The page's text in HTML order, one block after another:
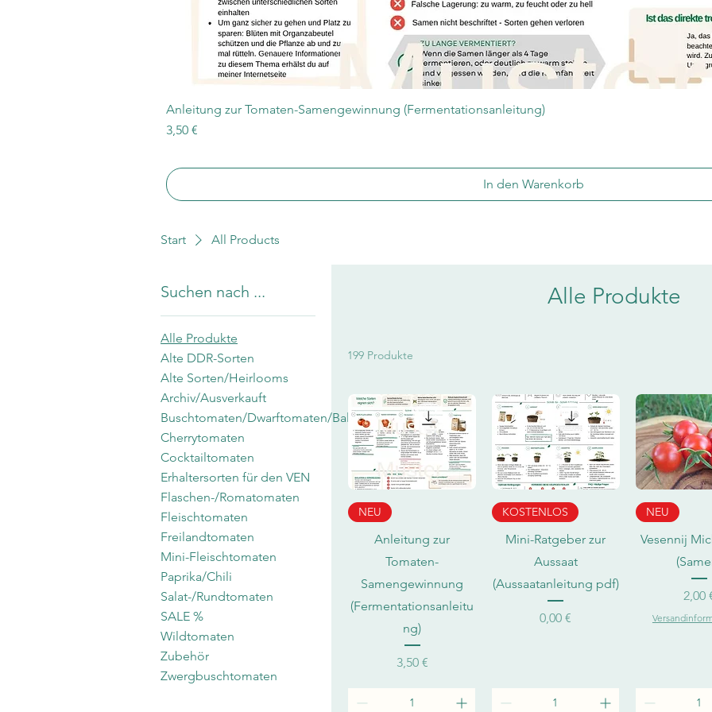
Schnellansicht
Anleitung zur Tomaten-Samengewinnung (Fermentationsanleitung)
Preis
3,50 €
In den Warenkorb
Start All Products
Suchen nach ...
Alle Produkte
Alte DDR-Sorten
Alte Sorten/Heirlooms
Archiv/Ausverkauft
Buschtomaten/Dwarftomaten/Balkontomaten
Cherrytomaten
Cocktailtomaten
Erhaltersorten für den VEN
Flaschen-/Romatomaten
Fleischtomaten
Freilandtomaten
Mini-Fleischtomaten
Paprika/Chili
Salat-/Rundtomaten
SALE %
Wildtomaten
Zubehör
Zwergbuschtomaten
Alle Produkte
199 Produkte
Schnellansicht
NEU
Anleitung zur
Tomaten-
Samengewinnung
(Fermentationsanleitu
ng)
Preis
3,50 €
Schnellansicht
KOSTENLOS
Mini-Ratgeber zur
Aussaat
(Aussaatanleitung pdf)
Preis
0,00 €
NEU
Vesennij
Preis
2,00